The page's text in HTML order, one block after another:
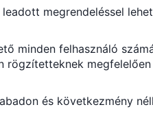
megrendeléssel
minden felhasználó
rögzítetteknek
és következmény